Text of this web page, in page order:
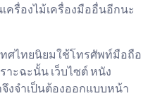
รื่องไม้เครื่องมืออื่นอีกนะ
ทศไทยนิยมใช้โทรศัพท์มือถือ
าะฉะนั้น เว็บไซต์ หนัง
งจำเป็นต้องออกแบบหน้า